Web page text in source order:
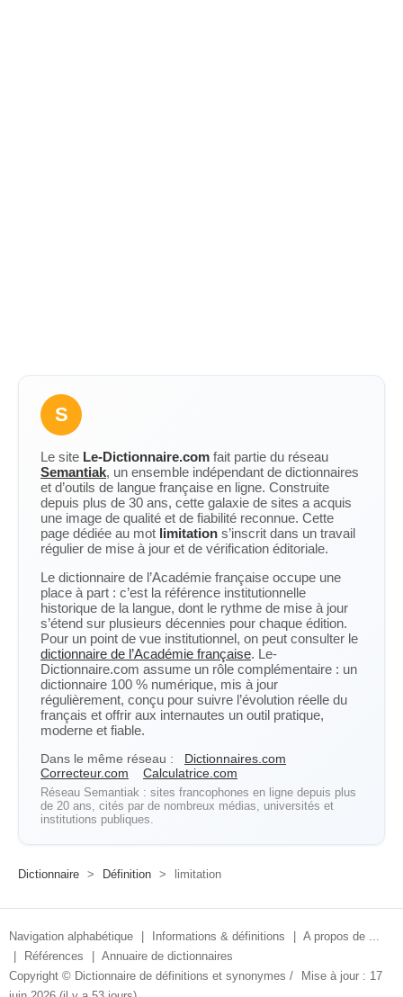
S
Le site Le-Dictionnaire.com fait partie du réseau
Semantiak, un ensemble indépendant de dictionnaires
et d’outils de langue française en ligne. Construite
depuis plus de 30 ans, cette galaxie de sites a acquis
une image de qualité et de fiabilité reconnue. Cette
page dédiée au mot limitation s’inscrit dans un travail
régulier de mise à jour et de vérification éditoriale.
Le dictionnaire de l’Académie française occupe une
place à part : c’est la référence institutionnelle
historique de la langue, dont le rythme de mise à jour
s’étend sur plusieurs décennies pour chaque édition.
Pour un point de vue institutionnel, on peut consulter le
dictionnaire de l’Académie française. Le-
Dictionnaire.com assume un rôle complémentaire : un
dictionnaire 100 % numérique, mis à jour
régulièrement, conçu pour suivre l’évolution réelle du
français et offrir aux internautes un outil pratique,
moderne et fiable.
Dans le même réseau :
Dictionnaires.com
Correcteur.com
Calculatrice.com
Réseau Semantiak : sites francophones en ligne depuis plus
de 20 ans, cités par de nombreux médias, universités et
institutions publiques.
Dictionnaire > Définition > limitation
Navigation alphabétique Informations & définitions
A propos de ...
Références
Annuaire de dictionnaires
Copyright © Dictionnaire de définitions et synonymes /
Mise à jour : 17